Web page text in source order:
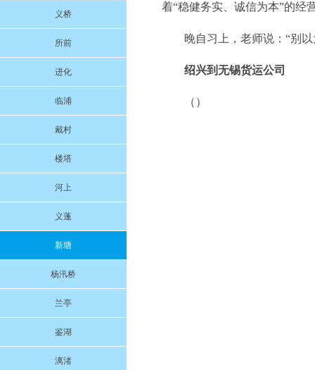
义桥
所前
进化
临浦
戴村
楼塔
河上
义蓬
新塘
杨汛桥
兰亭
鉴湖
漓渚
着“稳健务实、诚信为本”的经
晚自习上，老师说：“别
绍兴到无锡货运公司
（）